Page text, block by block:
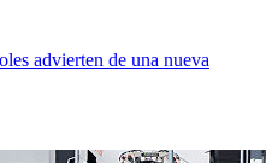
advierten de una nueva